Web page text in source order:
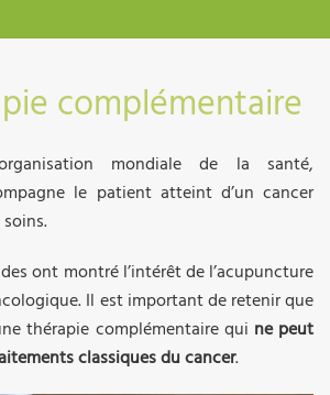
complémentaire
mondiale de la santé,
le patient atteint d’un cancer
ont montré l’intérêt de l’acupuncture
Il est important de retenir que
thérapie complémentaire qui ne peut
classiques du cancer.